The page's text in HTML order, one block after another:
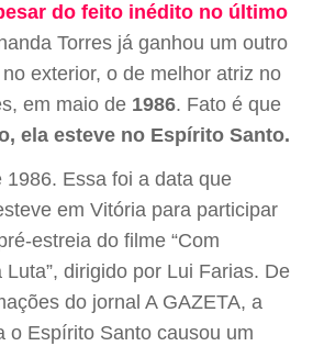
do feito inédito no último
Torres já ganhou um outro
exterior, o de melhor atriz no
em maio de 1986. Fato é que
ela esteve no Espírito Santo.
1986. Essa foi a data que
em Vitória para participar
estreia do filme “Com
Luta”, dirigido por Lui Farias. De
do jornal A GAZETA, a
o Espírito Santo causou um